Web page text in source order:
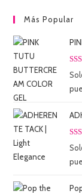
Más Popular
5
5